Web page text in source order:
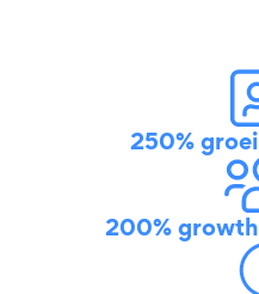
250% groei
200% growth